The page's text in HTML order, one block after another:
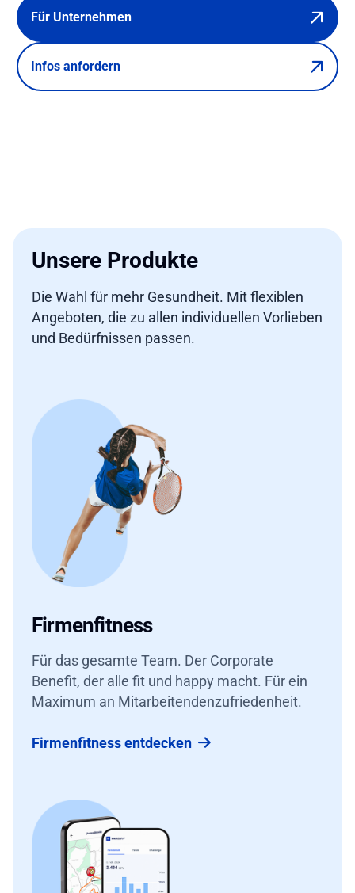
Für Unternehmen
Infos anfordern
Unsere Produkte
Die Wahl für mehr Gesundheit. Mit flexiblen
Angeboten, die zu allen individuellen Vorlieben
und Bedürfnissen passen.
Firmenfitness
Für das gesamte Team. Der Corporate
Benefit, der alle fit und happy macht. Für ein
Maximum an Mitarbeitendenzufriedenheit.
Firmenfitness entdecken